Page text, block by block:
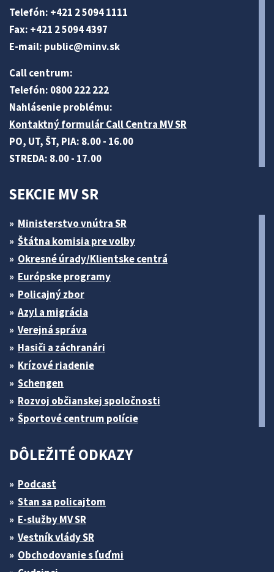
Telefón: +421 2 5094 1111
Fax: +421 2 5094 4397
E-mail: public@minv.sk
Call centrum:
Telefón: 0800 222 222
Nahlásenie problému:
Kontaktný formulár Call Centra MV SR
PO, UT, ŠT, PIA: 8.00 - 16.00
STREDA: 8.00 - 17.00
SEKCIE MV SR
Ministerstvo vnútra SR
Štátna komisia pre volby
Okresné úrady/Klientske centrá
Európske programy
Policajný zbor
Azyl a migrácia
Verejná správa
Hasiči a záchranári
Krízové riadenie
Schengen
Rozvoj občianskej spoločnosti
Športové centrum polície
DÔLEŽITÉ ODKAZY
Podcast
Stan sa policajtom
E-služby MV SR
Vestník vlády SR
Obchodovanie s ľuďmi